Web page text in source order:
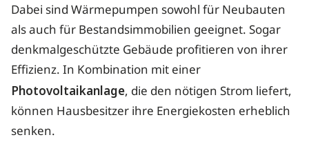
Dabei sind Wärmepumpen sowohl für Neubauten
als auch für Bestandsimmobilien geeignet. Sogar
denkmalgeschützte Gebäude profitieren von ihrer
Effizienz. In Kombination mit einer
Photovoltaikanlage, die den nötigen Strom liefert,
können Hausbesitzer ihre Energiekosten erheblich
senken.